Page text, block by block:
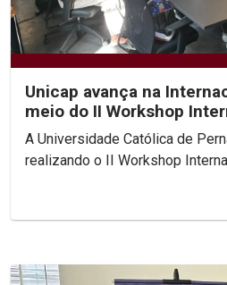
Unicap avança na
meio do II Workshop
Multidisciplinar...
A Universidade Católica de
realizando o II Workshop